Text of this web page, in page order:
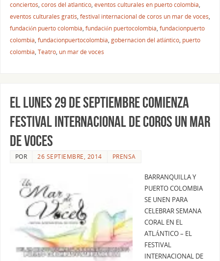
conciertos, coros del atlantico, eventos culturales en puerto colombia,
eventos culturales gratis, festival internacional de coros un mar de voces,
fundación puerto colombia, fundación puertocolombia, fundacionpuerto
colombia, fundacionpuertocolombia, gobernacion del atlántico, puerto
colombia, Teatro, un mar de voces
EL LUNES 29 DE SEPTIEMBRE COMIENZA
FESTIVAL INTERNACIONAL DE COROS UN MAR
DE VOCES
POR 26 SEPTIEMBRE, 2014 PRENSA
BARRANQUILLA Y
PUERTO COLOMBIA
SE UNEN PARA
CELEBRAR SEMANA
CORAL EN EL
ATLÁNTICO – EL
FESTIVAL
INTERNACIONAL DE